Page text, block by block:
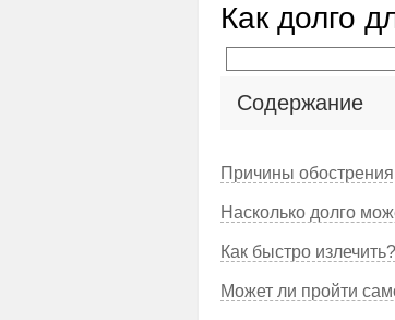
Как долго
Содержание
Причины
Насколько долго
Как быстро излечить?
Может ли пройти